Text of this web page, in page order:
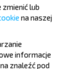
Rano
+16°C
+17°C
lub
na naszej
informacje
znaleźć pod